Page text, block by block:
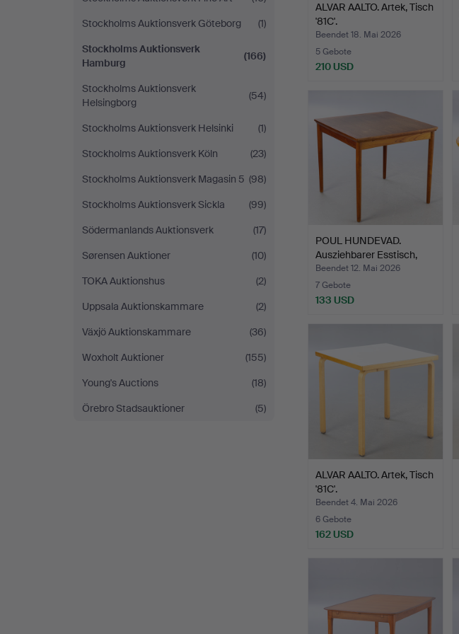
Stockholms Auktionsverk Göteborg
(1)
Stockholms Auktionsverk
Hamburg
(166)
Stockholms Auktionsverk
Helsingborg
(54)
Stockholms Auktionsverk Helsinki
(1)
Stockholms Auktionsverk Köln
(23)
Stockholms Auktionsverk Magasin 5 (98)
Stockholms Auktionsverk Sickla
(99)
Södermanlands Auktionsverk
(17)
Sørensen Auktioner
(10)
TOKA Auktionshus
(2)
Uppsala Auktionskammare
(2)
Växjö Auktionskammare
(36)
Woxholt Auktioner
(155)
Young's Auctions
(18)
Örebro Stadsauktioner
(5)
ALVAR AALTO. Artek, Tisch
'81C'.
Beendet 18. Mai 2026
5 Gebote
210 USD
POUL HUNDEVAD.
Ausziehbarer Esstisch,
Teak…
Beendet 12. Mai 2026
7 Gebote
133 USD
ALVAR AALTO. Artek, Tisch
'81C'.
Beendet 4. Mai 2026
6 Gebote
162 USD